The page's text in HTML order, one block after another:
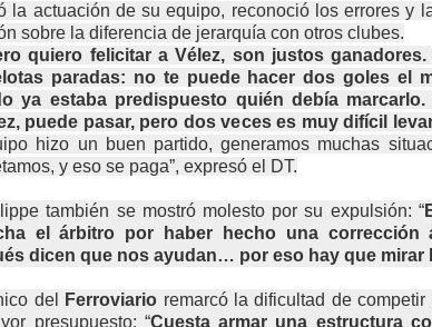
la actuación de su equipo, reconoció los errores y
sobre la diferencia de jerarquía con otros clubes.
quiero felicitar a Vélez, son justos
paradas: no te puede hacer dos goles el
ya estaba predispuesto quién debía marcarlo.
puede pasar, pero dos veces es muy difícil
hizo un buen partido, generamos muchas
y eso se paga”, expresó el DT.
también se mostró molesto por su expulsión: “
el árbitro por haber hecho una corrección
dicen que nos ayudan… por eso hay que mirar
del Ferroviario remarcó la dificultad de
presupuesto: “Cuesta armar una estructura